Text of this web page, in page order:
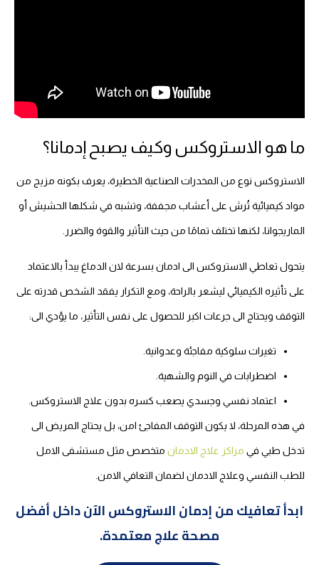
ما هو الاستروكس وكيف يصبح إدمانا؟
الاستروكس نوع من المخدرات الصناعية الخطيرة، يعرف بكونه مزيج من
مواد كيميائية تُرش على أعشاب مجففة، وتشبه في شكلها الحشيش أو
الماريجوانا، لكنها تختلف تمامًا من حيث التأثير والقوة والضرر.
يتحول تعاطي الاستروكس الى ادمان بسرعة لان الدماغ يبدأ بالاعتماد
على تأثيره الكيميائي ليشعر بالراحة، ومع التكرار يفقد الشخص قدرته على
التوقف ويحتاج الى جرعات اكبر للحصول على نفس التأثير، ما يؤدي الى:
تغيرات سلوكية مفاجئة وعدوانية.
اضطرابات في النوم والشهية.
اعتماد نفسي وجسدي يصعب كسره بدون علاج الاستروكس.
في هذه المرحلة، لا يكون التوقف المفاجئ امن، بل يحتاج المريض الى
تدخل طبي في مراكز علاج الادمان متخصص مثل مستشفى الامل
للطب النفسي وعلاج الادمان لضمان التعافي الامن.
ابدأ تعافيك من إدمان الاستروكس الآن داخل أفضل
مصحة علاج معتمدة.